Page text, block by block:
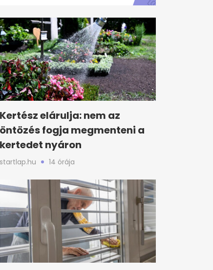
Kertész elárulja: nem az
öntözés fogja megmenteni a
kertedet nyáron
startlap.hu 14 órája